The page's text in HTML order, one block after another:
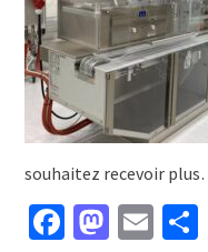
souhaitez recevoir
Facebook